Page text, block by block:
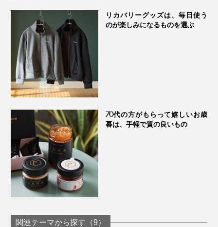
リカバリーグッズは、毎日使う
のが楽しみになるものを選ぶ
70代の方がもらって嬉しいお歳
暮は、手軽で質の良いもの
関連テーマから探す（9）